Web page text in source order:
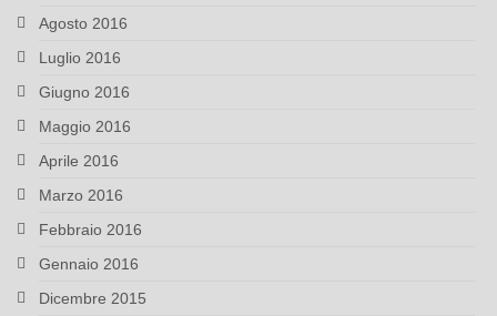
Agosto 2016
Luglio 2016
Giugno 2016
Maggio 2016
Aprile 2016
Marzo 2016
Febbraio 2016
Gennaio 2016
Dicembre 2015